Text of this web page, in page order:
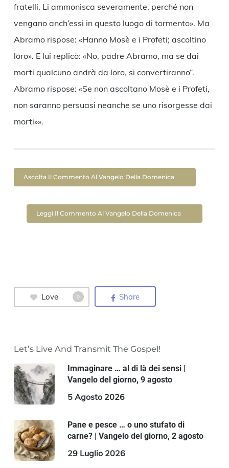
fratelli. Li ammonisca severamente, perché non
vengano anch’essi in questo luogo di tormento». Ma
Abramo rispose: «Hanno Mosè e i Profeti; ascoltino
loro». E lui replicò: «No, padre Abramo, ma se dai
morti qualcuno andrà da loro, si convertiranno”.
Abramo rispose: «Se non ascoltano Mosè e i Profeti,
non saranno persuasi neanche se uno risorgesse dai
morti»».
Ascolta Il Commento Al Vangelo Della Domenica
Leggi Il Commento Al Vangelo Della Domenica
Love 0 Share
Let’s Live And Transmit The Gospel!
Immaginare … al di là dei sensi |
Vangelo del giorno, 9 agosto
5 Agosto 2026
Pane e pesce … o uno stufato di
carne? | Vangelo del giorno, 2 agosto
29 Luglio 2026